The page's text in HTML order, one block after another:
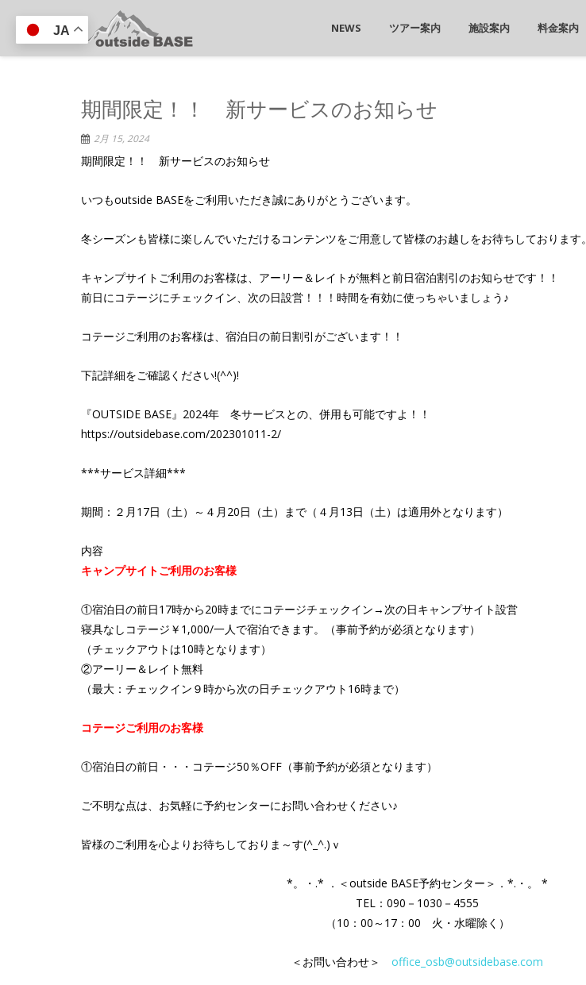
NEWS ツアー案内 施設案内 料金案内
期間限定！！ 新サービスのお知らせ
2月 15, 2024
期間限定！！ 新サービスのお知らせ
いつもoutside BASEをご利用いただき誠にありがとうございます。
冬シーズンも皆様に楽しんでいただけるコンテンツをご用意して皆様のお越しをお待ちしております。
キャンプサイトご利用のお客様は、アーリー＆レイトが無料と前日宿泊割引のお知らせです！！
前日にコテージにチェックイン、次の日設営！！！時間を有効に使っちゃいましょう♪
コテージご利用のお客様は、宿泊日の前日割引がございます！！
下記詳細をご確認ください!(^^)!
『OUTSIDE BASE』2024年 冬サービスとの、併用も可能ですよ！！
https://outsidebase.com/202301011-2/
***サービス詳細***
期間：２月17日（土）～４月20日（土）まで（４月13日（土）は適用外となります）
内容
キャンプサイトご利用のお客様
①宿泊日の前日17時から20時までにコテージチェックイン→次の日キャンプサイト設営
寝具なしコテージ￥1,000/一人で宿泊できます。（事前予約が必須となります）
（チェックアウトは10時となります）
②アーリー＆レイト無料
（最大：チェックイン９時から次の日チェックアウト16時まで）
コテージご利用のお客様
①宿泊日の前日・・・コテージ50％OFF（事前予約が必須となります）
ご不明な点は、お気軽に予約センターにお問い合わせください♪
皆様のご利用を心よりお待ちしておりま～す(^_^.)ｖ
*。・.* ．＜outside BASE予約センター＞．*.・。 *
TEL：090－1030－4555
（10：00～17：00 火・水曜除く）
＜お問い合わせ＞office_osb@outsidebase.com
JA